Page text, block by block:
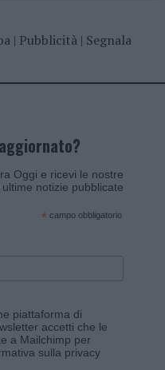
| Pubblicità| Segnala
Oggi e ricevi le nostre
notizie pubblicate
* campo obbligatorio
piattaforma di
accetti che le
a Mailchimp per
sulla privacy